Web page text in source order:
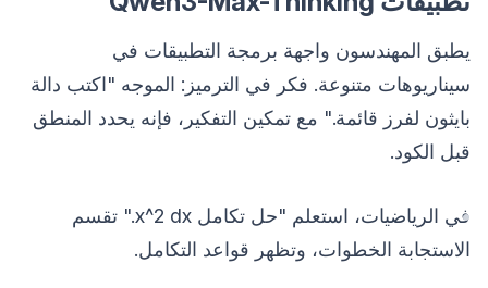
يطبق المهندسون واجهة برمجة التطبيقات في
سيناريوهات متنوعة. فكر في الترميز: الموجه "اكتب دالة
بايثون لفرز قائمة." مع تمكين التفكير، فإنه يحدد المنطق
قبل الكود.
في الرياضيات، استعلم "حل تكامل x^2 dx." تقسم
الاستجابة الخطوات، وتظهر قواعد التكامل.